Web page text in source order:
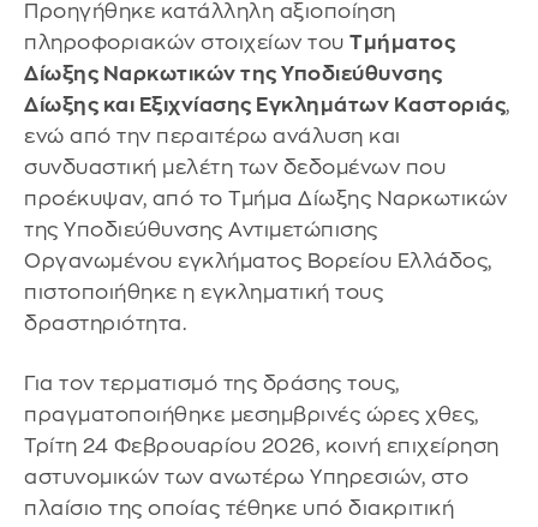
Προηγήθηκε κατάλληλη αξιοποίηση
πληροφοριακών στοιχείων του Τμήματος
Δίωξης Ναρκωτικών της Υποδιεύθυνσης
Δίωξης και Εξιχνίασης Εγκλημάτων Καστοριάς,
ενώ από την περαιτέρω ανάλυση και
συνδυαστική μελέτη των δεδομένων που
προέκυψαν, από το Τμήμα Δίωξης Ναρκωτικών
της Υποδιεύθυνσης Αντιμετώπισης
Οργανωμένου εγκλήματος Βορείου Ελλάδος,
πιστοποιήθηκε η εγκληματική τους
δραστηριότητα.
Για τον τερματισμό της δράσης τους,
πραγματοποιήθηκε μεσημβρινές ώρες χθες,
Τρίτη 24 Φεβρουαρίου 2026, κοινή επιχείρηση
αστυνομικών των ανωτέρω Υπηρεσιών, στο
πλαίσιο της οποίας τέθηκε υπό διακριτική